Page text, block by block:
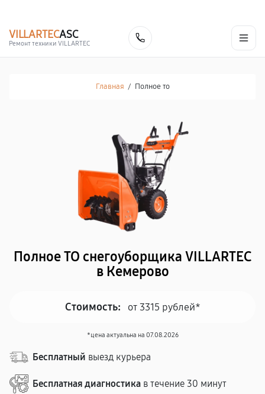
VILLARTECASC
Ремонт техники VILLARTEC
Главная / Полное то
Полное ТО снегоуборщика VILLARTEC
в Кемерово
Стоимость: от 3315 рублей*
*цена актуальна на 07.08.2026
Бесплатный выезд курьера
Бесплатная диагностика в течение 30 минут